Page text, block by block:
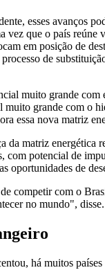
esses avanços
vez que o país reúne
em posição de
de
muito grande com
muito grande com o
essa nova matriz
da matriz energética
com potencial de
oportunidades de
competir com o
no mundo", disse.
há muitos